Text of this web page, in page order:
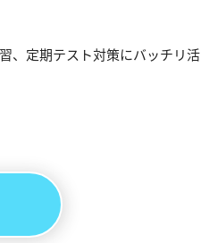
、定期テスト対策にバッチリ活